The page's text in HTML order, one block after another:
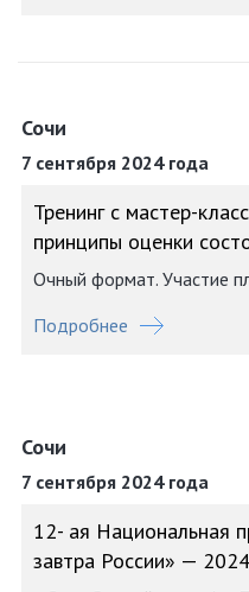
Сочи
7 сентября 2024 года
Тренинг с мастер-
принципы оценки
Очный формат. Участие
Подробнее
Сочи
7 сентября 2024 года
12- ая Национальная
завтра России» — 2024